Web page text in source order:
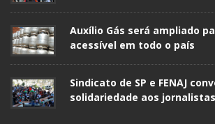
Auxílio Gás será ampliado
acessível em todo o país
Sindicato de SP e FENAJ
solidariedade aos